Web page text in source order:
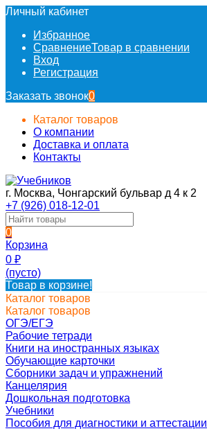
Личный кабинет
Избранное
СравнениеТовар в сравнении
Вход
Регистрация
Заказать звонок0
Каталог товаров
О компании
Доставка и оплата
Контакты
г. Москва, Чонгарский бульвар д 4 к 2
+7 (926) 018-12-01
0
Корзина
0 ₽
(пусто)
Товар в корзине!
Каталог товаров
Каталог товаров
ОГЭ/ЕГЭ
Рабочие тетради
Книги на иностранных языках
Обучающие карточки
Сборники задач и упражнений
Канцелярия
Дошкольная подготовка
Учебники
Пособия для диагностики и аттестации